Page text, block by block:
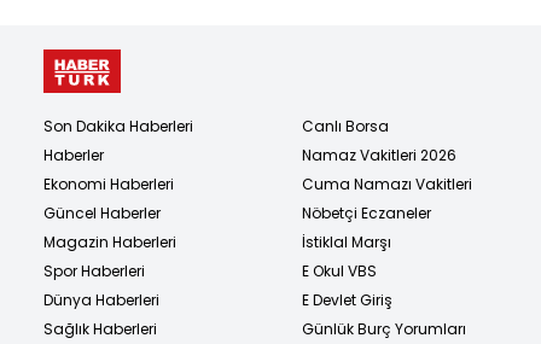
Son Dakika Haberleri
Haberler
Ekonomi Haberleri
Güncel Haberler
Magazin Haberleri
Spor Haberleri
Dünya Haberleri
Sağlık Haberleri
Canlı Borsa
Namaz Vakitleri 2026
Cuma Namazı Vakitleri
Nöbetçi Eczaneler
İstiklal Marşı
E Okul VBS
E Devlet Giriş
Günlük Burç Yorumları